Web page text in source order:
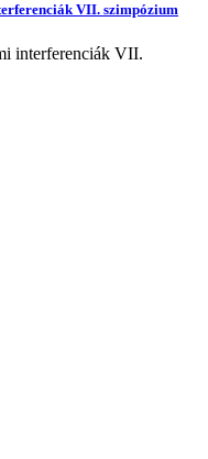
VII. szimpózium
interferenciák VII.